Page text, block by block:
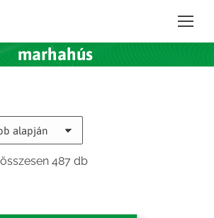
marhahús
487 dbSorted